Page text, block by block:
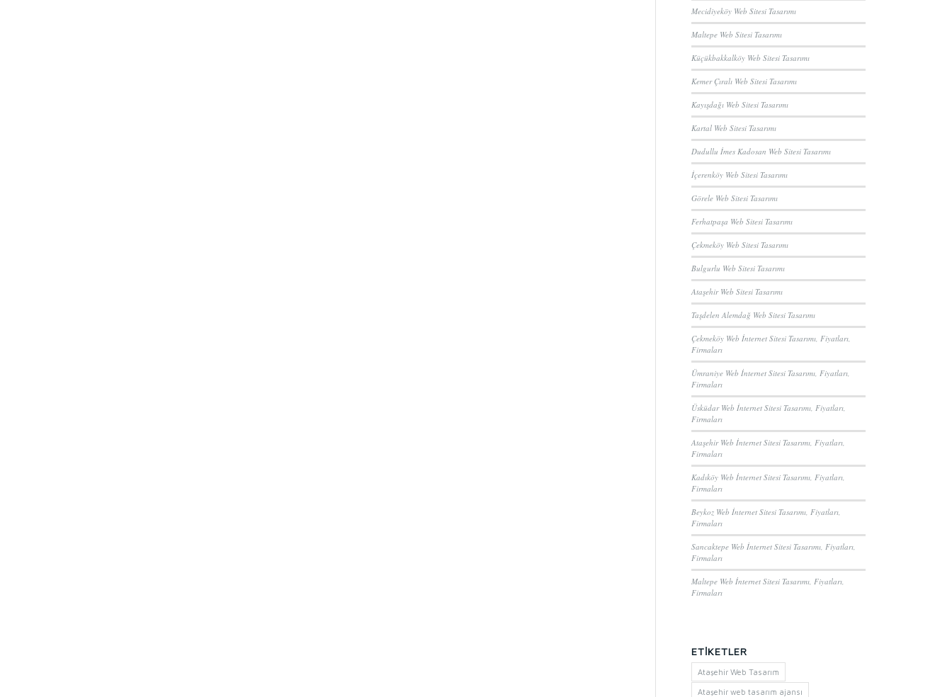
Mecidiyeköy Web Sitesi Tasarımı
Maltepe Web Sitesi Tasarımı
Küçükbakkalköy Web Sitesi Tasarımı
Kemer Çıralı Web Sitesi Tasarımı
Kayışdağı Web Sitesi Tasarımı
Kartal Web Sitesi Tasarımı
Dudullu İmes Kadosan Web Sitesi Tasarımı
İçerenköy Web Sitesi Tasarımı
Görele Web Sitesi Tasarımı
Ferhatpaşa Web Sitesi Tasarımı
Çekmeköy Web Sitesi Tasarımı
Bulgurlu Web Sitesi Tasarımı
Ataşehir Web Sitesi Tasarımı
Taşdelen Alemdağ Web Sitesi Tasarımı
Çekmeköy Web İnternet Sitesi Tasarımı, Fiyatları,
Firmaları
Ümraniye Web İnternet Sitesi Tasarımı, Fiyatları,
Firmaları
Üsküdar Web İnternet Sitesi Tasarımı, Fiyatları,
Firmaları
Ataşehir Web İnternet Sitesi Tasarımı, Fiyatları,
Firmaları
Kadıköy Web İnternet Sitesi Tasarımı, Fiyatları,
Firmaları
Beykoz Web İnternet Sitesi Tasarımı, Fiyatları,
Firmaları
Sancaktepe Web İnternet Sitesi Tasarımı, Fiyatları,
Firmaları
Maltepe Web İnternet Sitesi Tasarımı, Fiyatları,
Firmaları
ETIKETLER
Ataşehir Web Tasarım
Ataşehir web tasarım ajansı